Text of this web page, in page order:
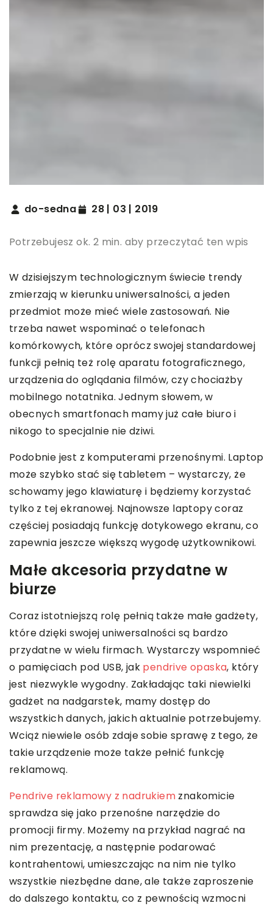
do-sedna 28 | 03 | 2019
Potrzebujesz ok. 2 min. aby przeczytać ten wpis
W dzisiejszym technologicznym świecie trendy
zmierzają w kierunku uniwersalności, a jeden
przedmiot może mieć wiele zastosowań. Nie
trzeba nawet wspominać o telefonach
komórkowych, które oprócz swojej standardowej
funkcji pełnią też rolę aparatu fotograficznego,
urządzenia do oglądania filmów, czy chociażby
mobilnego notatnika. Jednym słowem, w
obecnych smartfonach mamy już całe biuro i
nikogo to specjalnie nie dziwi.
Podobnie jest z komputerami przenośnymi. Laptop
może szybko stać się tabletem – wystarczy, że
schowamy jego klawiaturę i będziemy korzystać
tylko z tej ekranowej. Najnowsze laptopy coraz
częściej posiadają funkcję dotykowego ekranu, co
zapewnia jeszcze większą wygodę użytkownikowi.
Małe akcesoria przydatne w
biurze
Coraz istotniejszą rolę pełnią także małe gadżety,
które dzięki swojej uniwersalności są bardzo
przydatne w wielu firmach. Wystarczy wspomnieć
o pamięciach pod USB, jak pendrive opaska, który
jest niezwykle wygodny. Zakładając taki niewielki
gadżet na nadgarstek, mamy dostęp do
wszystkich danych, jakich aktualnie potrzebujemy.
Wciąż niewiele osób zdaje sobie sprawę z tego, że
takie urządzenie może także pełnić funkcję
reklamową.
Pendrive reklamowy z nadrukiem znakomicie
sprawdza się jako przenośne narzędzie do
promocji firmy. Możemy na przykład nagrać na
nim prezentację, a następnie podarować
kontrahentowi, umieszczając na nim nie tylko
wszystkie niezbędne dane, ale także zaproszenie
do dalszego kontaktu, co z pewnością wzmocni